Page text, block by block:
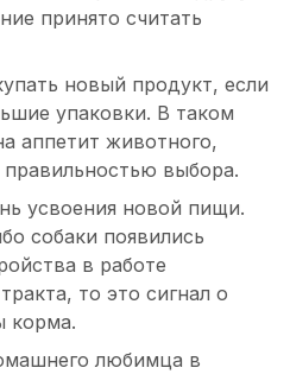
принято считать
новый продукт, если
упаковки. В таком
аппетит животного,
выбора.
усвоения новой пищи.
собаки появились
в работе
то это сигнал о
корма.
любимца в